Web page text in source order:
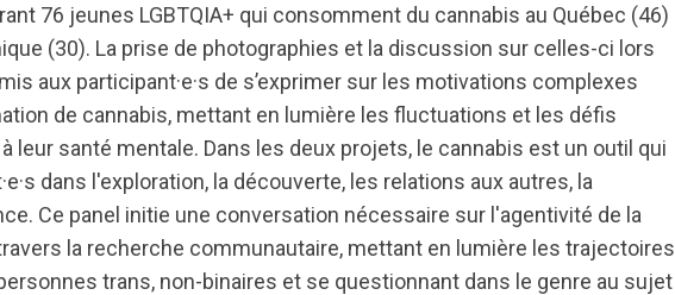
76 jeunes LGBTQIA+ qui consomment du cannabis au Québec (46)
(30). La prise de photographies et la discussion sur celles-ci lors
aux participant·e·s de s’exprimer sur les motivations complexes
de cannabis, mettant en lumière les fluctuations et les défis
leur santé mentale. Dans les deux projets, le cannabis est un outil qui
dans l'exploration, la découverte, les relations aux autres, la
Ce panel initie une conversation nécessaire sur l'agentivité de la
la recherche communautaire, mettant en lumière les trajectoires
trans, non-binaires et se questionnant dans le genre au sujet